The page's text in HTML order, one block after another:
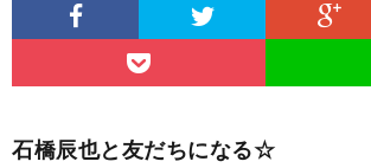
石橋辰也と友だちになる☆